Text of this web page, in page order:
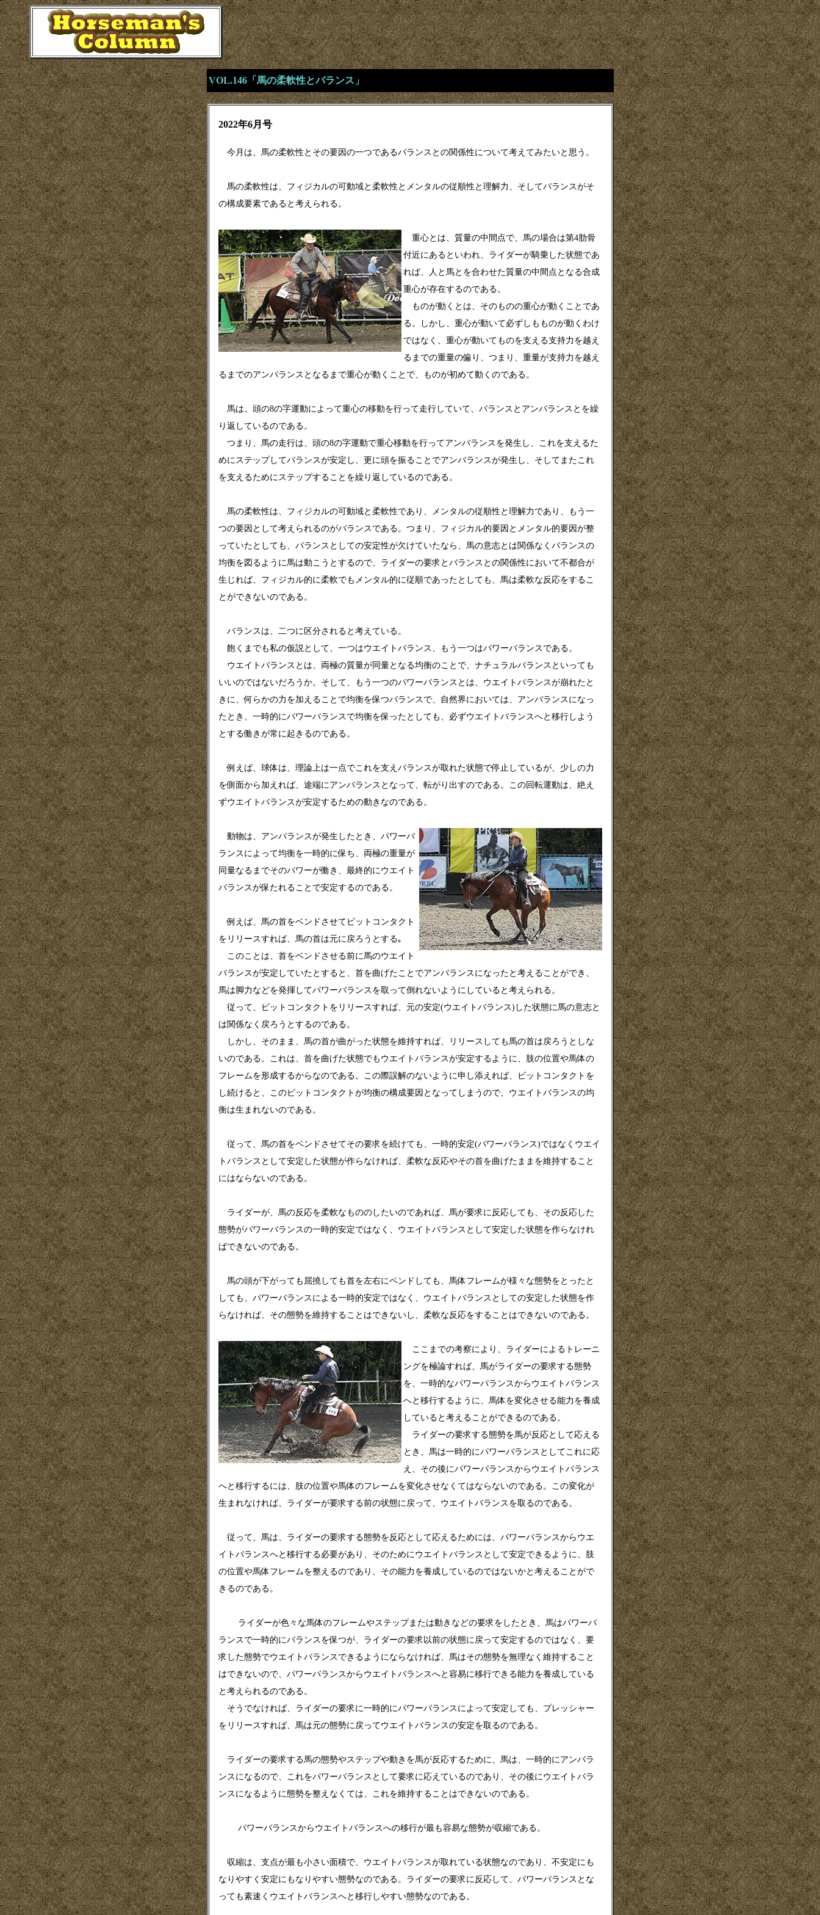
VOL.146「馬の柔軟性とバランス」
2022年6月号
今月は、馬の柔軟性とその要因の一つであるバランスとの関係性について考えてみたいと思う。
馬の柔軟性は、フィジカルの可動域と柔軟性とメンタルの従順性と理解力、そしてバランスがそ
の構成要素であると考えられる。
重心とは、質量の中間点で、馬の場合は第4肋骨
付近にあるといわれ、ライダーが騎乗した状態であ
れば、人と馬とを合わせた質量の中間点となる合成
重心が存在するのである。
ものが動くとは、そのものの重心が動くことであ
る。しかし、重心が動いて必ずしもものが動くわけ
ではなく、重心が動いてものを支える支持力を越え
るまでの重量の偏り、つまり、重量が支持力を越え
るまでのアンバランスとなるまで重心が動くことで、ものが初めて動くのである。
馬は、頭の8の字運動によって重心の移動を行って走行していて、バランスとアンバランスとを繰
り返しているのである。
つまり、馬の走行は、頭の8の字運動で重心移動を行ってアンバランスを発生し、これを支えるた
めにステップしてバランスが安定し、更に頭を振ることでアンバランスが発生し、そしてまたこれ
を支えるためにステップすることを繰り返しているのである。
馬の柔軟性は、フィジカルの可動域と柔軟性であり、メンタルの従順性と理解力であり、もう一
つの要因として考えられるのがバランスである。つまり、フィジカル的要因とメンタル的要因が整
っていたとしても、バランスとしての安定性が欠けていたなら、馬の意志とは関係なくバランスの
均衡を図るように馬は動こうとするので、ライダーの要求とバランスとの関係性において不都合が
生じれば、フィジカル的に柔軟でもメンタル的に従順であったとしても、馬は柔軟な反応をするこ
とができないのである。
バランスは、二つに区分されると考えている。
飽くまでも私の仮説として、一つはウエイトバランス、もう一つはパワーバランスである。
ウエイトバランスとは、両極の質量が同量となる均衡のことで、ナチュラルバランスといっても
いいのではないだろうか。そして、もう一つのパワーバランスとは、ウエイトバランスが崩れたと
きに、何らかの力を加えることで均衡を保つバランスで、自然界においては、アンバランスになっ
たとき、一時的にパワーバランスで均衡を保ったとしても、必ずウエイトバランスへと移行しよう
とする働きが常に起きるのである。
例えば、球体は、理論上は一点でこれを支えバランスが取れた状態で停止しているが、少しの力
を側面から加えれば、途端にアンバランスとなって、転がり出すのである。この回転運動は、絶え
ずウエイトバランスが安定するための動きなのである。
動物は、アンバランスが発生したとき、パワーバ
ランスによって均衡を一時的に保ち、両極の重量が
同量なるまでそのパワーが働き、最終的にウエイト
バランスが保たれることで安定するのである。
例えば、馬の首をベンドさせてビットコンタクト
をリリースすれば、馬の首は元に戻ろうとする｡
このことは、首をベンドさせる前に馬のウエイト
バランスが安定していたとすると、首を曲げたことでアンバランスになったと考えることができ、
馬は脚力などを発揮してパワーバランスを取って倒れないようにしていると考えられる。
従って、ビットコンタクトをリリースすれば、元の安定(ウエイトバランス)した状態に馬の意志と
は関係なく戻ろうとするのである。
しかし、そのまま、馬の首が曲がった状態を維持すれば、リリースしても馬の首は戻ろうとしな
いのである。これは、首を曲げた状態でもウエイトバランスが安定するように、肢の位置や馬体の
フレームを形成するからなのである。この際誤解のないように申し添えれば、ビットコンタクトを
し続けると、このビットコンタクトが均衡の構成要因となってしまうので、ウエイトバランスの均
衡は生まれないのである。
従って、馬の首をベンドさせてその要求を続けても、一時的安定(パワーバランス)ではなくウエイ
トバランスとして安定した状態が作らなければ、柔軟な反応やその首を曲げたままを維持すること
にはならないのである。
ライダーが、馬の反応を柔軟なもののしたいのであれば、馬が要求に反応しても、その反応した
態勢がパワーバランスの一時的安定ではなく、ウエイトバランスとして安定した状態を作らなけれ
ばできないのである。
馬の頭が下がっても屈撓しても首を左右にベンドしても、馬体フレームが様々な態勢をとったと
しても、パワーバランスによる一時的安定ではなく、ウエイトバランスとしての安定した状態を作
らなければ、その態勢を維持することはできないし、柔軟な反応をすることはできないのである。
ここまでの考察により、ライダーによるトレーニ
ングを極論すれば、馬がライダーの要求する態勢
を、一時的なパワーバランスからウエイトバランス
へと移行するように、馬体を変化させる能力を養成
していると考えることができるのである。
ライダーの要求する態勢を馬が反応として応える
とき、馬は一時的にパワーバランスとしてこれに応
え、その後にパワーバランスからウエイトバランス
へと移行するには、肢の位置や馬体のフレームを変化させなくてはならないのである。この変化が
生まれなければ、ライダーが要求する前の状態に戻って、ウエイトバランスを取るのである。
従って、馬は、ライダーの要求する態勢を反応として応えるためには、パワーバランスからウエ
イトバランスへと移行する必要があり、そのためにウエイトバランスとして安定できるように、肢
の位置や馬体フレームを整えるのであり、その能力を養成しているのではないかと考えることがで
きるのである。
ライダーが色々な馬体のフレームやステップまたは動きなどの要求をしたとき、馬はパワーバ
ランスで一時的にバランスを保つが、ライダーの要求以前の状態に戻って安定するのではなく、要
求した態勢でウエイトバランスできるようにならなければ、馬はその態勢を無理なく維持すること
はできないので、パワーバランスからウエイトバランスへと容易に移行できる能力を養成している
と考えられるのである。
そうでなければ、ライダーの要求に一時的にパワーバランスによって安定しても、プレッシャー
をリリースすれば、馬は元の態勢に戻ってウエイトバランスの安定を取るのである。
ライダーの要求する馬の態勢やステップや動きを馬が反応するために、馬は、一時的にアンバラ
ンスになるので、これをパワーバランスとして要求に応えているのであり、その後にウエイトバラ
ンスになるように態勢を整えなくては、これを維持することはできないのである。
パワーバランスからウエイトバランスへの移行が最も容易な態勢が収縮である。
収縮は、支点が最も小さい面積で、ウエイトバランスが取れている状態なのであり、不安定にも
なりやすく安定にもなりやすい態勢なのである。ライダーの要求に反応して、パワーバランスとな
っても素速くウエイトバランスへと移行しやすい態勢なのである。